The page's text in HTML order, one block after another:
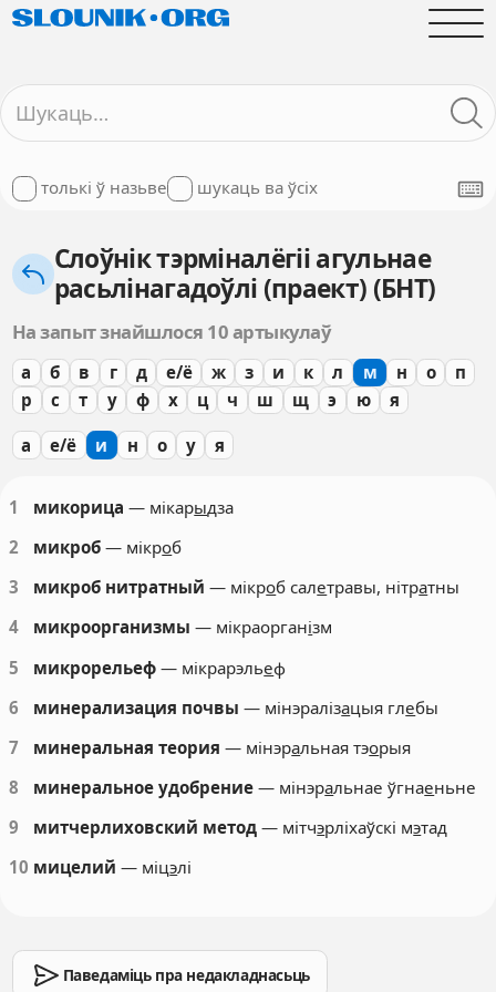
толькі ў назьве шукаць ва ўсіх
Слоўнік тэрміналёгіі агульнае
расьлінагадоўлі (праект) (БНТ)
На запыт знайшлося 10 артыкулаў
а б в г д е/ё ж з и к л м н о
п
р
с т у ф х ц ч ш щ э ю я
а е/ё и н о у я
1 микорица — мікарыдза
2
микроб — мікроб
3
микроб нитратный — мікроб салетравы, нітратны
4
микроорганизмы — мікраорганізм
5
микрорельеф — мікрарэльеф
6
минерализация почвы — мінэралізацыя глебы
7
минеральная теория — мінэральная тэорыя
8
минеральное удобрение — мінэральнае ўгнаеньне
9
митчерлиховский метод — мітчэрліхаўскі мэтад
10 мицелий — міцэлі
Паведаміць пра недакладнасьць